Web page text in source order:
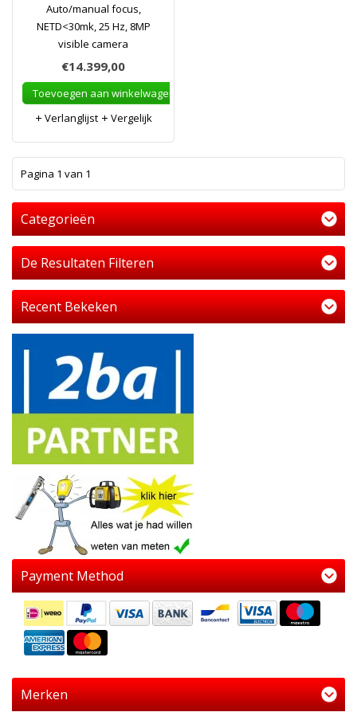
Auto/manual focus,
NETD<30mk, 25 Hz, 8MP
visible camera
€14.399,00
Toevoegen aan winkelwagen
Verlanglijst
Vergelijk
Pagina 1 van 1
Categorieën
De Resultaten Filteren
Recent Bekeken
Payment Method
Merken